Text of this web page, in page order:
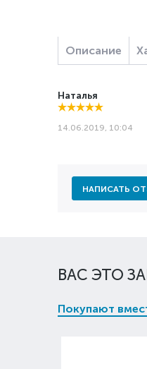
Описание
Наталья
14.06.2019, 10:04
НАПИСАТЬ
ВАС ЭТО
Покупают